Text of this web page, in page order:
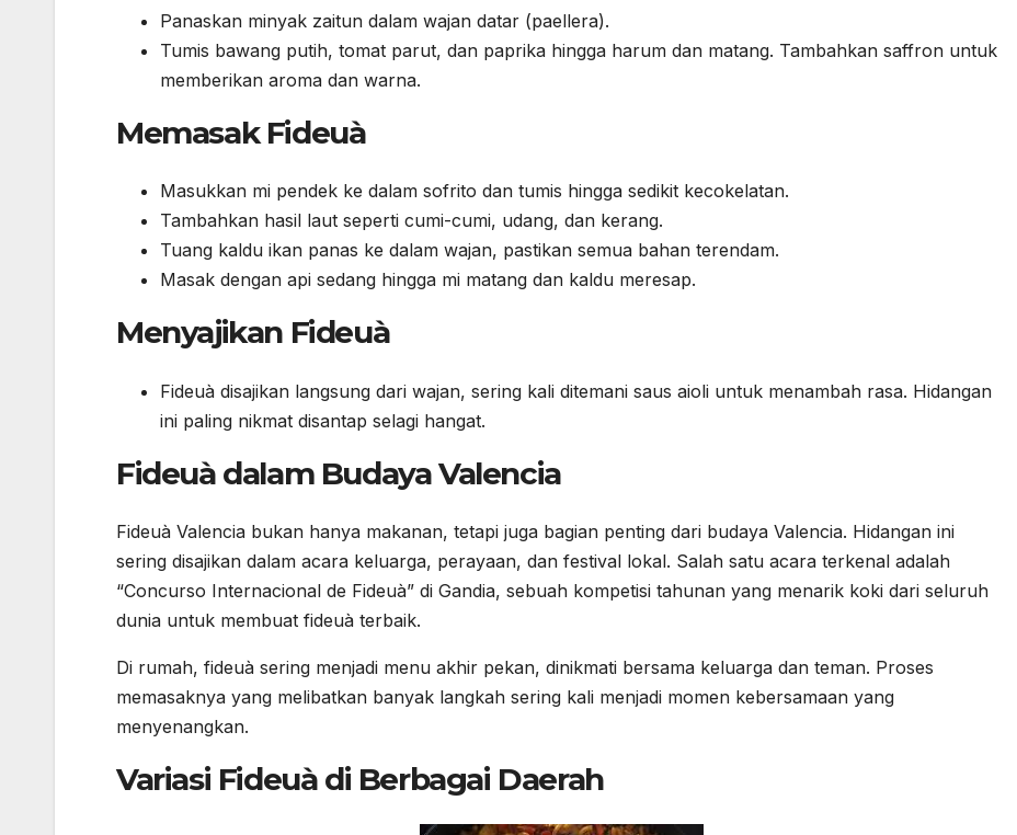
Panaskan minyak zaitun dalam wajan datar (paellera).
Tumis bawang putih, tomat parut, dan paprika hingga harum dan matang. Tambahkan saffron untuk
memberikan aroma dan warna.
Memasak Fideuà
Masukkan mi pendek ke dalam sofrito dan tumis hingga sedikit kecokelatan.
Tambahkan hasil laut seperti cumi-cumi, udang, dan kerang.
Tuang kaldu ikan panas ke dalam wajan, pastikan semua bahan terendam.
Masak dengan api sedang hingga mi matang dan kaldu meresap.
Menyajikan Fideuà
Fideuà disajikan langsung dari wajan, sering kali ditemani saus aioli untuk menambah rasa. Hidangan
ini paling nikmat disantap selagi hangat.
Fideuà dalam Budaya Valencia
Fideuà Valencia bukan hanya makanan, tetapi juga bagian penting dari budaya Valencia. Hidangan ini
sering disajikan dalam acara keluarga, perayaan, dan festival lokal. Salah satu acara terkenal adalah
“Concurso Internacional de Fideuà” di Gandia, sebuah kompetisi tahunan yang menarik koki dari seluruh
dunia untuk membuat fideuà terbaik.
Di rumah, fideuà sering menjadi menu akhir pekan, dinikmati bersama keluarga dan teman. Proses
memasaknya yang melibatkan banyak langkah sering kali menjadi momen kebersamaan yang
menyenangkan.
Variasi Fideuà di Berbagai Daerah